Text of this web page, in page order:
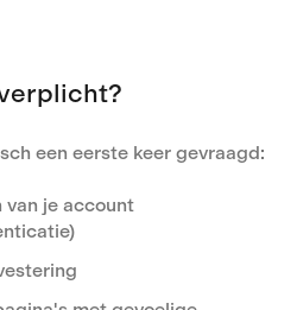
een eerste keer gevraagd:
van je account